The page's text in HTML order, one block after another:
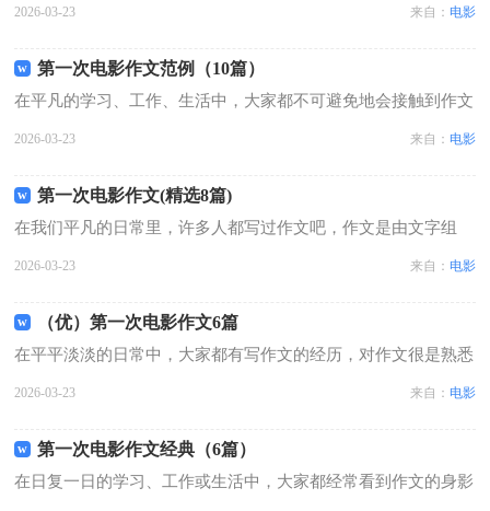
2026-03-23 来自： 电影
第一次电影作文范例（10篇）
在平凡的学习、工作、生活中，大家都不可避免地会接触到作文
2026-03-23 来自： 电影
第一次电影作文(精选8篇)
在我们平凡的日常里，许多人都写过作文吧，作文是由文字组
2026-03-23 来自： 电影
（优）第一次电影作文6篇
在平平淡淡的日常中，大家都有写作文的经历，对作文很是熟悉
2026-03-23 来自： 电影
第一次电影作文经典（6篇）
在日复一日的学习、工作或生活中，大家都经常看到作文的身影